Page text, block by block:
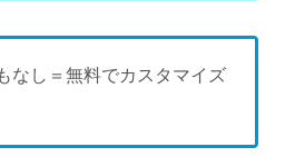
なし＝無料でカスタマイズ